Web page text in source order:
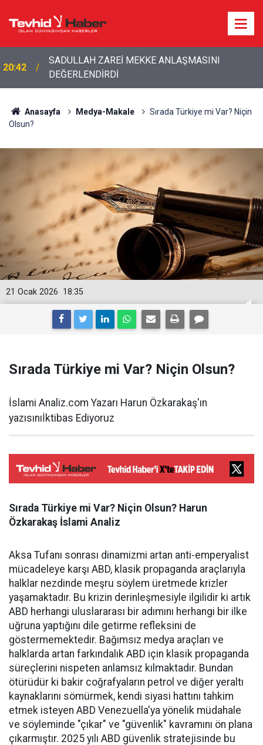
20:20 Bakan Fidan'dan son dakika açıklamalar!
Anasayfa Medya-Makale
Sırada Türkiye mi Var? Niçin
Olsun?
18:35
21 Ocak 2026
Sırada Türkiye mi Var? Niçin Olsun?
İslami Analiz.com Yazarı Harun Özkarakaş'ın
yazısınıİktibas Ediyoruz
Sırada Türkiye mi Var? Niçin Olsun? Harun
Özkarakaş İslami Analiz
Aksa Tufanı sonrası dinamizmi artan anti-emperyalist
mücadeleye karşı ABD, klasik propaganda araçlarıyla
halklar nezdinde meşru söylem üretmede krizler
yaşamaktadır. Bu krizin derinleşmesiyle ilgilidir ki artık
ABD herhangi uluslararası bir adımını herhangi bir ilke
uğruna yaptığını dile getirme refleksini de
göstermemektedir. Bağımsız medya araçları ve
halklarda artan farkındalık ABD için klasik propaganda
süreçlerini nispeten anlamsız kılmaktadır. Bundan
ötürüdür ki bakir coğrafyaların petrol ve diğer yeraltı
kaynaklarını sömürmek, kendi siyasi hattını tahkim
etmek isteyen ABD Venezuella'ya yönelik müdahale
ve söyleminde "çıkar" ve "güvenlik" kavramını ön plana
çıkarmıştır. 2025 yılı ABD güvenlik stratejisinde bu